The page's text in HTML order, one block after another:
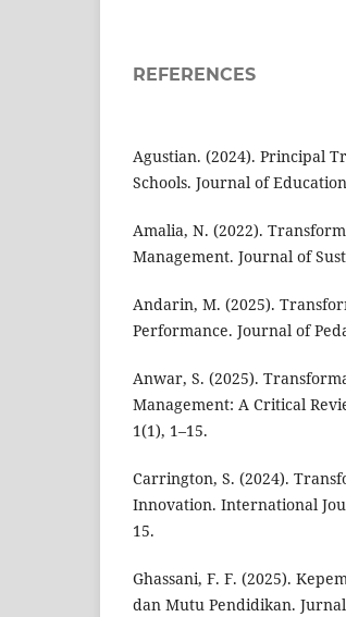
REFERENCES
Agustian. (2024). Principal
Schools. Journal of
Amalia, N. (2022).
Management. Journal of
Andarin, M. (2025).
Performance. Journal of
Anwar, S. (2025).
Management: A Critical
1(1), 1–15.
Carrington, S. (2024).
Innovation. International
15.
Ghassani, F. F. (2025).
dan Mutu Pendidikan.